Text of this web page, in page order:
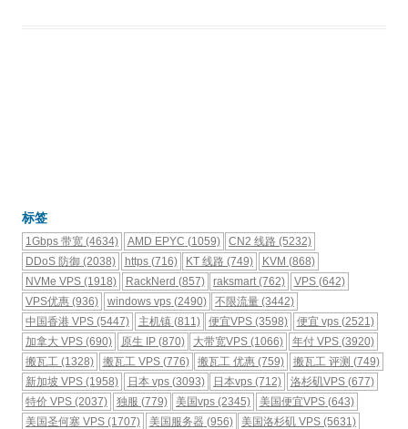
标签
1Gbps 带宽 (4634) AMD EPYC (1059) CN2 线路 (5232)
DDoS 防御 (2038) https(716) KT 线路 (749) KVM (868)
NVMe VPS (1918) RackNerd (857) raksmart(762) VPS(642)
VPS优惠 (936) windows vps(2490) 不限流量 (3442)
中国香港 VPS (5447) 主机镇(811) 便宜VPS (3598) 便宜 vps(2521)
加拿大 VPS (690) 原生 IP(870) 大带宽VPS (1066) 年付 VPS(3920)
搬瓦工 (1328) 搬瓦工 VPS(776) 搬瓦工 优惠 (759) 搬瓦工 评测 (749)
新加坡 VPS (1958) 日本 vps(3093) 日本vps (712) 洛杉矶VPS(677)
特价 VPS (2037) 独服 (779) 美国vps (2345) 美国便宜VPS(643)
美国圣何塞 VPS (1707) 美国服务器 (956) 美国洛杉矶 VPS (5631)